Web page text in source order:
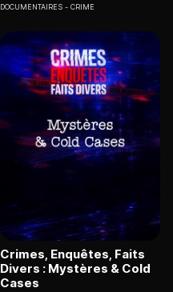
DOCUMENTAIRES CRIME
Crimes, Enquêtes, Faits
Divers : Mystères & Cold
Cases